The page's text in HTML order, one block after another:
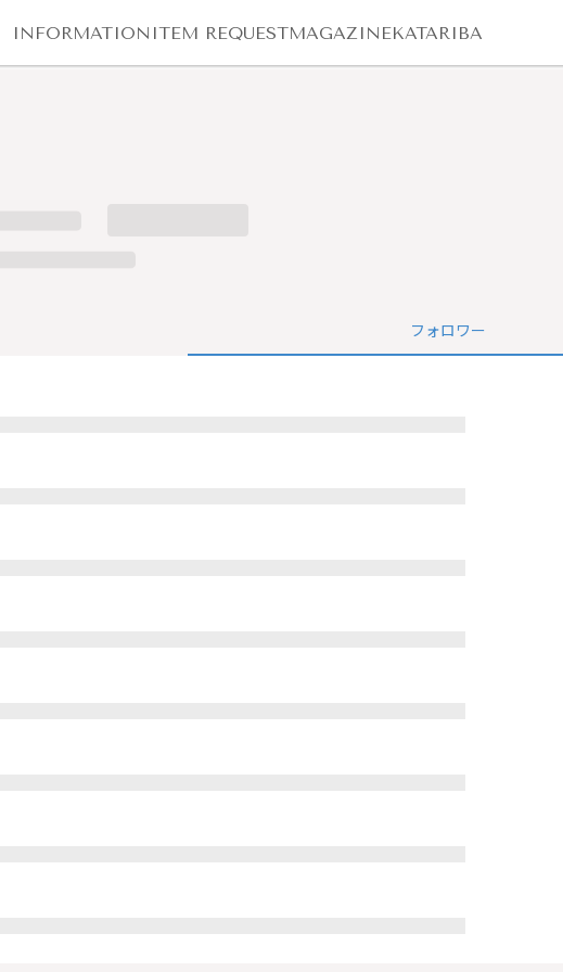
INFORMATION ITEM REQUESTMAGAZINEKATARIBA
フォロワー